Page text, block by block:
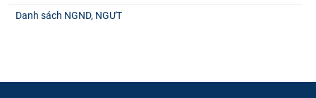
Danh sách NGND, NGƯT